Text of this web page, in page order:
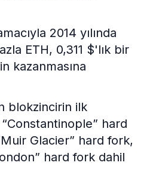
2014 yılında
ETH, 0,311 $'lık bir
kazanmasına
blokzincirin ilk
hard
Glacier” hard fork,
hard fork dahil